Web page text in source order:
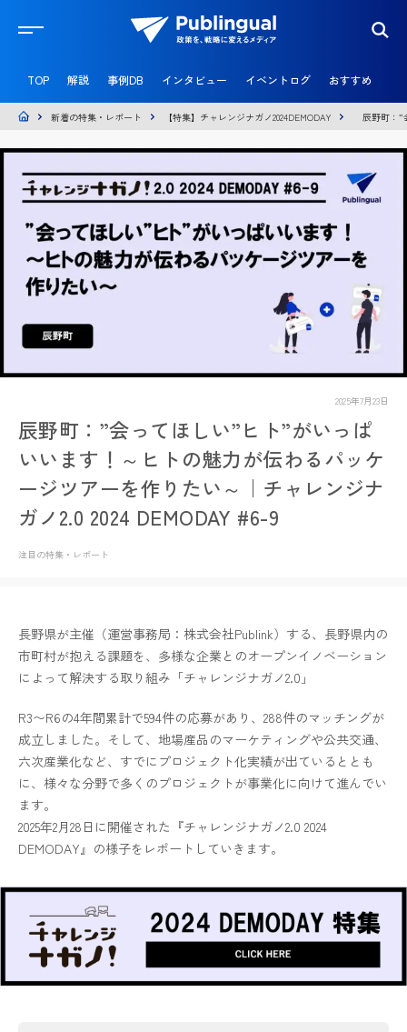
官
共
創
メ
ィ
P
u
l
i
n
TOP 解説 事例DB インタビュー イベントログ おすすめ
新着の特集・レポート 【特集】チャレンジナガノ2024DEMODAY 辰野町：”
2025年7月23日
辰野町：”会ってほしい”ヒト”がいっぱ
いいます！～ヒトの魅力が伝わるパッケ
ージツアーを作りたい～｜チャレンジナ
ガノ2.0 2024 DEMODAY #6-9
注目の特集・レポート
長野県が主催（運営事務局：株式会社Publink）する、長野県内の
市町村が抱える課題を、多様な企業とのオープンイノベーション
によって解決する取り組み「チャレンジナガノ2.0」
R3〜R6の4年間累計で594件の応募があり、288件のマッチングが
成立しました。そして、地場産品のマーケティングや公共交通、
六次産業化など、すでにプロジェクト化実績が出ているととも
に、様々な分野で多くのプロジェクトが事業化に向けて進んでい
ます。
2025年2月28日に開催された『チャレンジナガノ2.0 2024
DEMODAY』の様子をレポートしていきます。